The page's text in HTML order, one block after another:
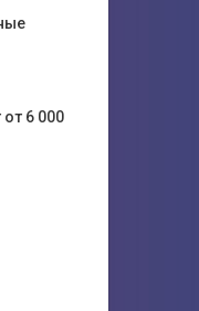
6 000